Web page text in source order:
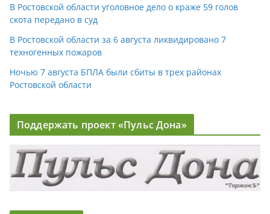
В Ростовской области уголовное дело о краже 59 голов
скота передано в суд
В Ростовской области за 6 августа ликвидировано 7
техногенных пожаров
Ночью 7 августа БПЛА были сбиты в трех районах
Ростовской области
Поддержать проект «Пульс Дона»